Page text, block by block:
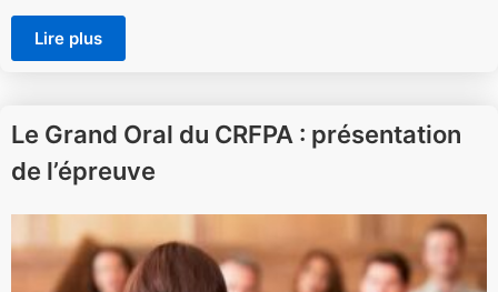
Lire plus
Le Grand Oral du CRFPA : présentation
de l’épreuve